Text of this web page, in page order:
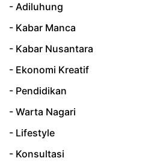
- Adiluhung
- Kabar Manca
- Kabar Nusantara
- Ekonomi Kreatif
- Pendidikan
- Warta Nagari
- Lifestyle
- Konsultasi